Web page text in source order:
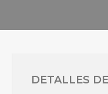
DETALLES